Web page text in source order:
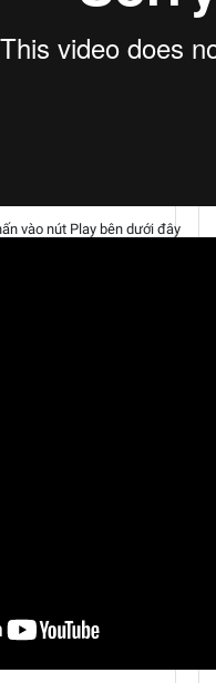
vào nút Play bên dưới đây